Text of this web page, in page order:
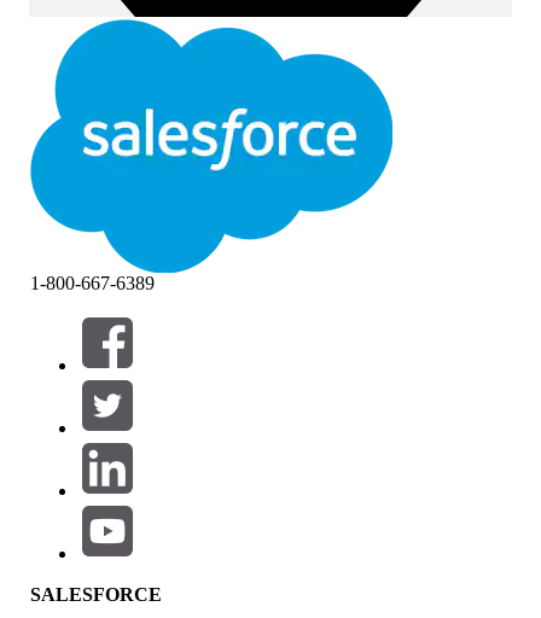
Filtre (0)
VELG FILTRE
Produktområde
Funksjonsinnvirkning
1-800-667-6389
SALESFORCE